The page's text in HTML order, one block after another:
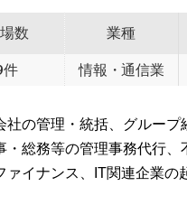
数
件
業種
情報・通信業
社の管理・統括、グループ
・総務等の管理事務代行、
ァイナンス、IT関連企業の